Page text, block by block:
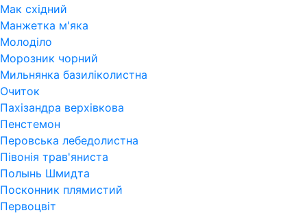
Мак східний
Манжетка м'яка
Молоділо
Морозник чорний
Мильнянка базиліколистна
Очиток
Пахізандра верхівкова
Пенстемон
Перовська лебедолистна
Півонія трав'яниста
Полынь Шмидта
Посконник плямистий
Первоцвіт